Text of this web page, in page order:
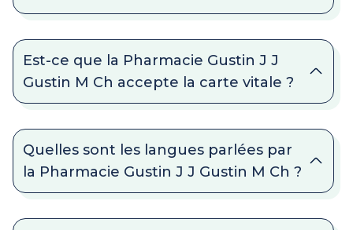
Est-ce que la Pharmacie Gustin J J
Gustin M Ch accepte la carte vitale ?
Quelles sont les langues parlées par
la Pharmacie Gustin J J Gustin M Ch ?